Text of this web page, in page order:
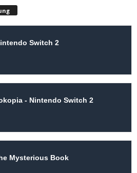
Switch 2
- Nintendo Switch 2
Mysterious Book